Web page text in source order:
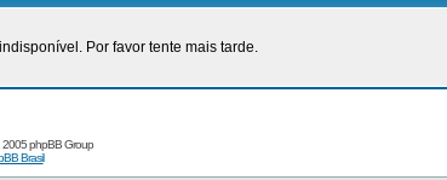
Por favor tente mais tarde.
phpBB Group
Brasil